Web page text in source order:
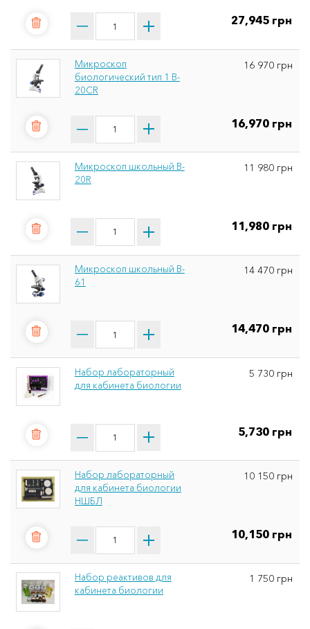
27,945 грн
Микроскоп
биологический тип 1 B-
20CR
16 970 грн
16,970 грн
Микроскоп школьный B-
20R
11 980 грн
11,980 грн
Микроскоп школьный B-
61
14 470 грн
14,470 грн
Набор лабораторный
для кабинета биологии
5 730 грн
5,730 грн
Набор лабораторный
для кабинета биологии
НШБЛ
10 150 грн
10,150 грн
Набор реактивов для
кабинета биологии
1 750 грн